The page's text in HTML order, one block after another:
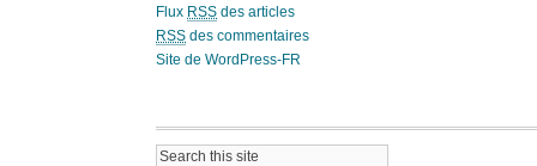
Flux RSS des articles
RSS des commentaires
Site de WordPress-FR